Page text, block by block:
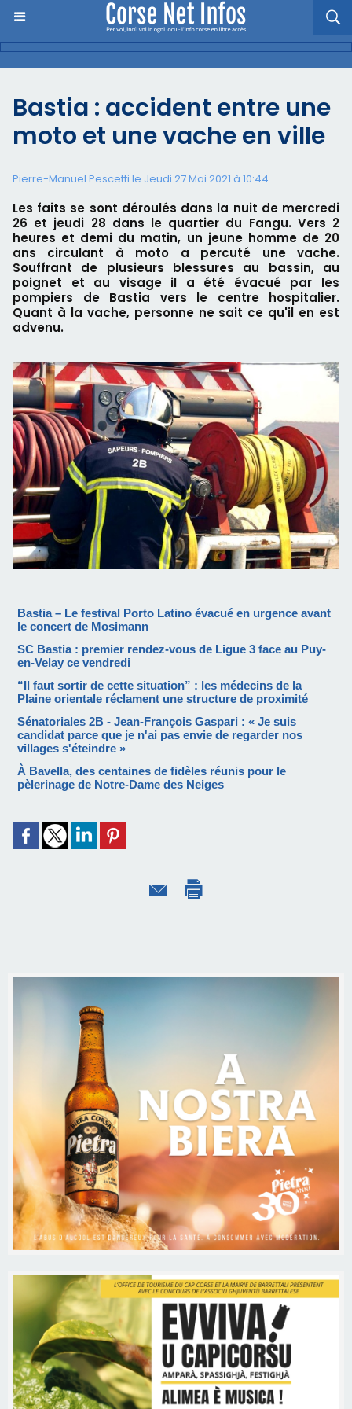
Bastia : accident entre une
moto et une vache en ville
Pierre-Manuel Pescetti le Jeudi 27 Mai 2021 à 10:44
Les faits se sont déroulés dans la nuit de mercredi
26 et jeudi 28 dans le quartier du Fangu. Vers 2
heures et demi du matin, un jeune homme de 20
ans circulant à moto a percuté une vache.
Souffrant de plusieurs blessures au bassin, au
poignet et au visage il a été évacué par les
pompiers de Bastia vers le centre hospitalier.
Quant à la vache, personne ne sait ce qu'il en est
advenu.
Bastia – Le festival Porto Latino évacué en urgence avant
le concert de Mosimann
SC Bastia : premier rendez-vous de Ligue 3 face au Puy-
en-Velay ce vendredi
“Il faut sortir de cette situation” : les médecins de la
Plaine orientale réclament une structure de proximité
Sénatoriales 2B - Jean-François Gaspari : « Je suis
candidat parce que je n'ai pas envie de regarder nos
villages s'éteindre »
À Bavella, des centaines de fidèles réunis pour le
pèlerinage de Notre-Dame des Neiges